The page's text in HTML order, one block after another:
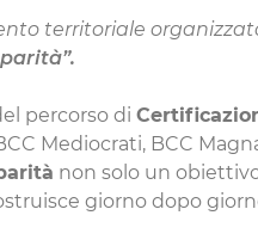
territoriale
percorso di
Mediocrati, BCC
non solo un
giorno dopo